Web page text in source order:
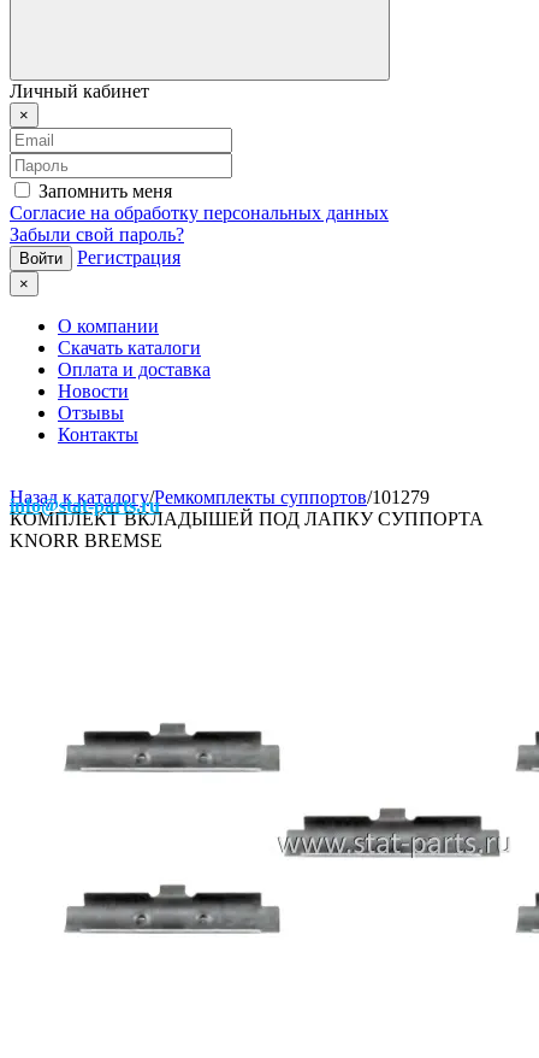
Личный кабинет
×
Запомнить меня
Согласие на обработку персональных данных
Забыли свой пароль?
Регистрация
×
О компании
Скачать каталоги
Оплата и доставка
Новости
Отзывы
Контакты
info@stat-parts.ru
Назад к каталогу/Ремкомплекты суппортов/101279
КОМПЛЕКТ ВКЛАДЫШЕЙ ПОД ЛАПКУ СУППОРТА
KNORR BREMSE